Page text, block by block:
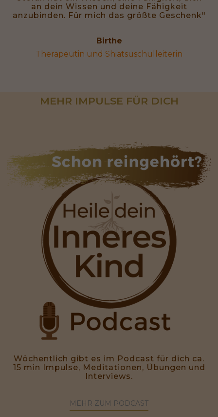
an dein Wissen und deine Fähigkeit
anzubinden. Für mich das größte Geschenk"
Birthe
Therapeutin und Shiatsuschulleiterin
MEHR IMPULSE FÜR DICH
Wöchentlich gibt es im Podcast für dich ca.
15 min Impulse, Meditationen, Übungen und
Interviews.
MEHR ZUM PODCAST